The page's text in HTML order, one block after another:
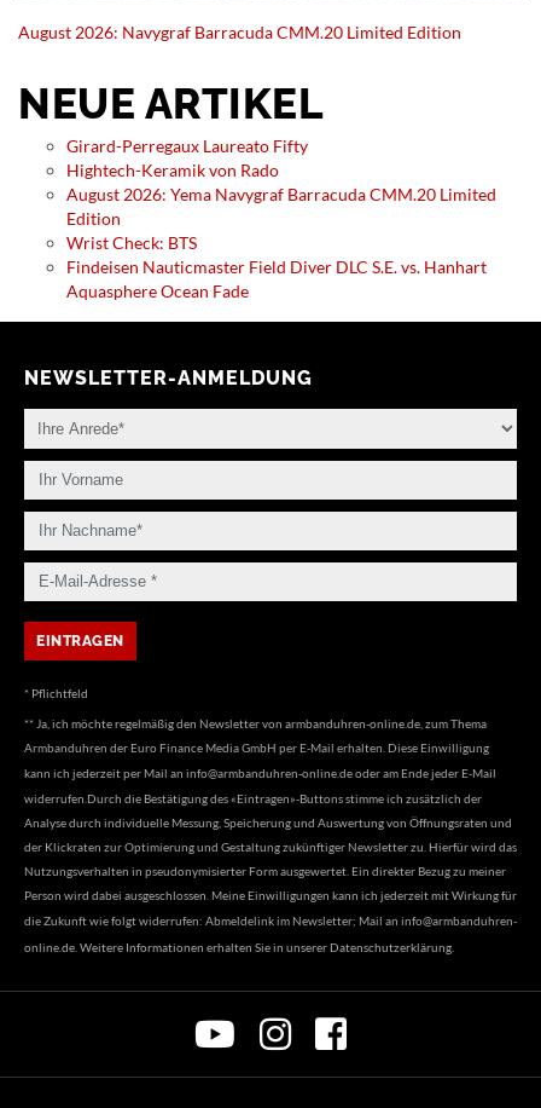
August 2026: Navygraf Barracuda CMM.20 Limited Edition
NEUE ARTIKEL
Girard-Perregaux Laureato Fifty
Hightech-Keramik von Rado
August 2026: Yema Navygraf Barracuda CMM.20 Limited
Edition
Wrist Check: BTS
Findeisen Nauticmaster Field Diver DLC S.E. vs. Hanhart
Aquasphere Ocean Fade
NEWSLETTER-ANMELDUNG
* Pflichtfeld
** Ja, ich möchte regelmäßig den Newsletter von armbanduhren-online.de, zum Thema
Armbanduhren der Euro Finance Media GmbH per E-Mail erhalten. Diese Einwilligung
kann ich jederzeit per Mail an info@armbanduhren-online.deoder am Ende jeder E-Mail
widerrufen.Durch die Bestätigung des «Eintragen»-Buttons stimme ich zusätzlich der
Analyse durch individuelle Messung, Speicherung und Auswertung von Öffnungsraten und
der Klickraten zur Optimierung und Gestaltung zukünftiger Newsletter zu. Hierfür wird das
Nutzungsverhalten in pseudonymisierter Form ausgewertet. Ein direkter Bezug zu meiner
Person wird dabei ausgeschlossen. Meine Einwilligungen kann ich jederzeit mit Wirkung für
die Zukunft wie folgt widerrufen: Abmeldelink im Newsletter; Mail an info@armbanduhren-
online.de . Weitere Informationen erhalten Sie in unserer Datenschutzerklärung